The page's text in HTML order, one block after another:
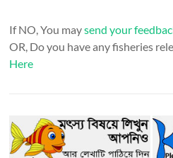
If NO, You maysend your
OR, Do you have any fisheries
Here